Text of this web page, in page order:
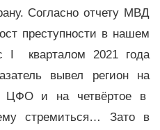
Согласно отчету МВД
преступности в нашем
I кварталом 2021 года
вывел регион на
ЦФО и на четвёртое в
стремиться… Зато в